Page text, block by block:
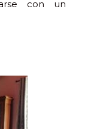
con un